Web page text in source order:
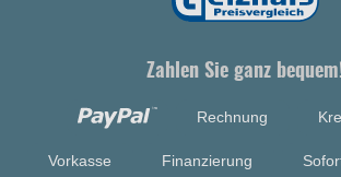
Zahlen Sie ganz
Rechnung
Vorkasse Finanzierung